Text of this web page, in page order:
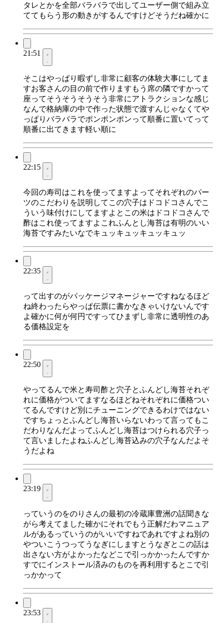
タレとかを全部バラバラで出してユーザー側で組み立
ててもらう形の動きがするんですけどそうだね確かに
21:51
そこはやっぱり暇ずし非常に顧客の体験大事にしてま
すお客さんの目の前で作りますもう席の隣ですかって
座ってそうそうそうそう非常にアトラクションな感じ
なんで格納庫の中で作った状態で渡すんじゃなくてや
っぱりバラバラでポンポンポンって順番に置いてって
順番に出てきます軽い順に
22:15
今回の寿司はこれを使ってますよってそれぞれのパー
ツのこだわりを説明してこの穴子はドコドコさんでこ
ういう味付けにしてますよとこの米はドコドコさんで
酢はこれ使ってますよこれふんとし海苔は有明のいい
海苔ですみたいなでキュッキュッキュッキュッ
22:35
って出すのがパッケージマネージャーですねなるほど
ね終わったらやっぱ伝票に書かなきゃいけないんです
よ確かに何が何円ですってひまずし非常に透明性のあ
る価格設定を
22:50
やってるんで米と寿司酢と穴子とふんどし海苔それぞ
れに価格がついてますなるほどねそれぞれに価格つい
てるんですけど別にチューニングできるわけではない
ですちょっとふんどし海苔いらないわって言ってもこ
だわりなんだよってふんどし海苔はつけられる穴子っ
て言いましたよねふんどし海苔込みの穴子なんだよそ
うだよね
23:19
っていうのをのりさんの最初の冷蔵庫豊洲の話聞きな
がら考えてました確かにそれでもう正解だわマニュア
ルがあるっていうのがいいですねであれですよね別の
やついこうつってうなぎにしますとうなぎとこの話は
出さない方がよかったなどこで引っかかったんですか
すでにインストール済みのものを再利用するとこで引
っかかって
23:53